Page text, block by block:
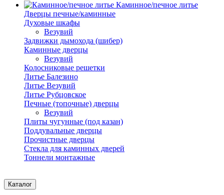
Каминное/печное литье
Дверцы печные/каминные
Духовые шкафы
Везувий
Задвижки дымохода (шибер)
Каминные дверцы
Везувий
Колосниковые решетки
Литье Балезино
Литье Везувий
Литье Рубцовское
Печные (топочные) дверцы
Везувий
Плиты чугунные (под казан)
Поддувальные дверцы
Прочистные дверцы
Стекла для каминных дверей
Тоннели монтажные
Каталог